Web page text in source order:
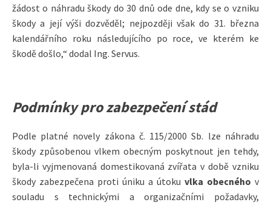
žádost o náhradu škody do 30 dnů ode dne, kdy se o vzniku
škody a její výši dozvěděl; nejpozději však do 31. března
kalendářního roku následujícího po roce, ve kterém ke
škodě došlo,“ dodal Ing. Servus.
Podmínky pro zabezpečení stád
Podle platné novely zákona č. 115/2000 Sb. lze náhradu
škody způsobenou vlkem obecným poskytnout jen tehdy,
byla-li vyjmenovaná domestikovaná zvířata v době vzniku
škody zabezpečena proti úniku a útoku vlka obecného v
souladu s technickými a organizačními požadavky,